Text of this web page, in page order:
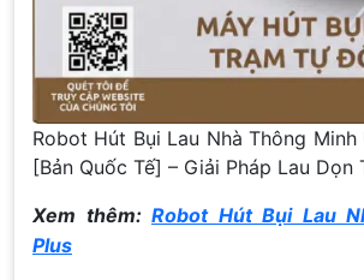
Robot Hút Bụi Lau Nhà Thông
[Bản Quốc Tế] – Giải Pháp Lau
Xem thêm: Robot Hút Bụi Lau
Plus